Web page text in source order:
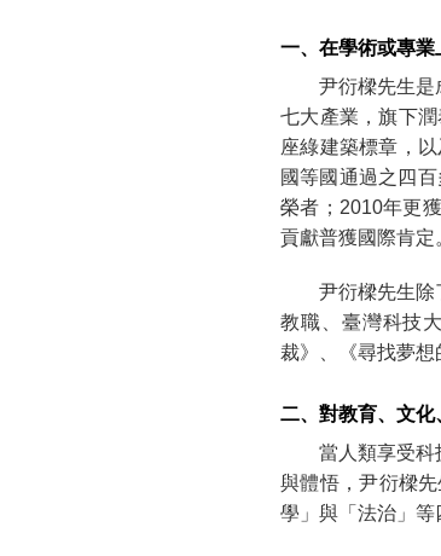
一、在學術或專業
尹衍樑先生是
七大產業，旗下
座綠建築標章，
國等國通過之四
榮者；2010年更
貢獻普獲國際肯定
尹衍樑先生除
教職、臺灣科技
裁》、《尋找夢想
二、對教育、文化
當人類享受科
與體悟，尹衍樑
學」與「法治」等